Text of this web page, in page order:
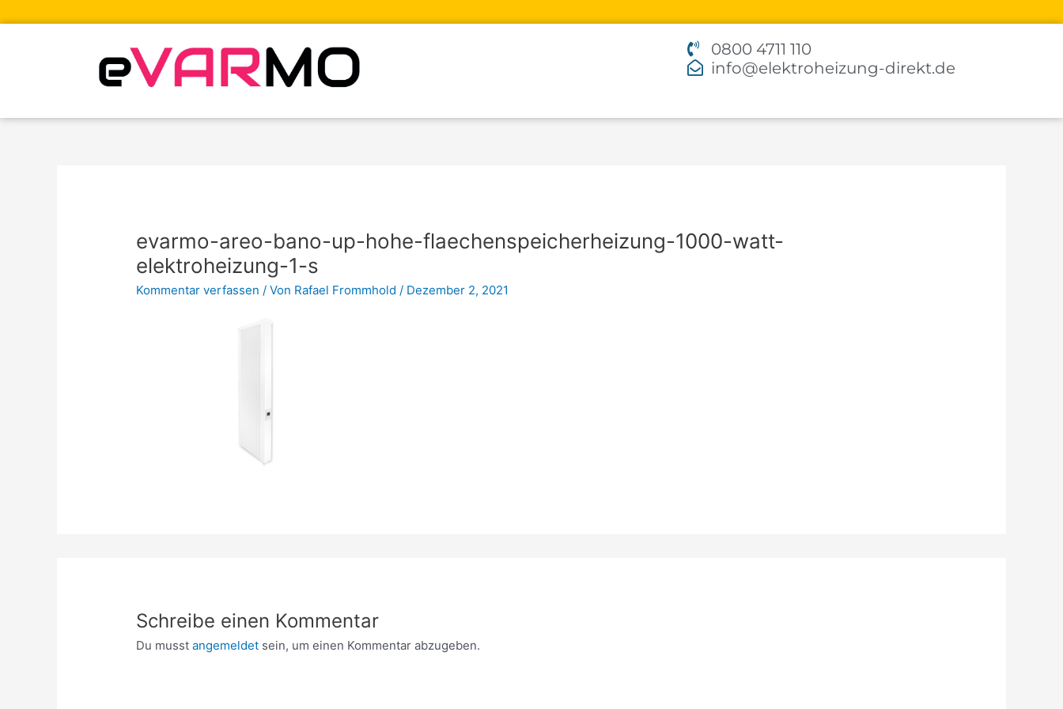
Inhalt
0800 4711 110
info@elektroheizung-direkt.de
evarmo-areo-bano-up-hohe-flaechenspeicherheizung-1000-watt-
elektroheizung-1-s
Kommentar verfassen / Von Rafael Frommhold/ Dezember 2, 2021
Schreibe einen Kommentar
Du musstangemeldet sein, um einen Kommentar abzugeben.